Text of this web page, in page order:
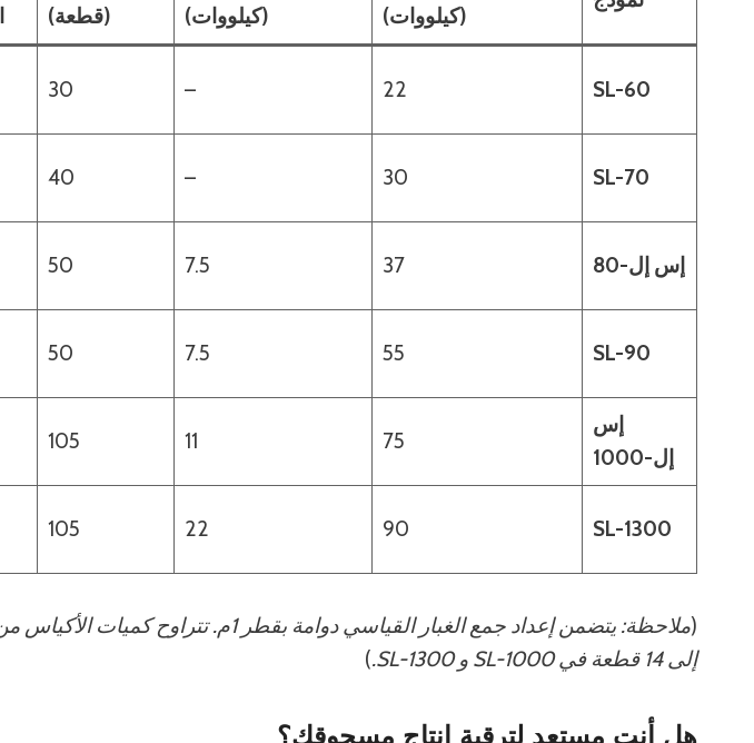
(كيلووات)
(كيلووات)
(قطعة)
SL-60
22
–
30
SL-70
30
–
40
إس إل-80 37
7.5
50
SL-90
55
7.5
50
إس
إل-1000
75
11
105
SL-1300
90
22
105
(
إلى 14 قطعة في SL-1000 و SL-1300.
)
هل أنت مستعد لترقية إنتاج مسحوقك؟